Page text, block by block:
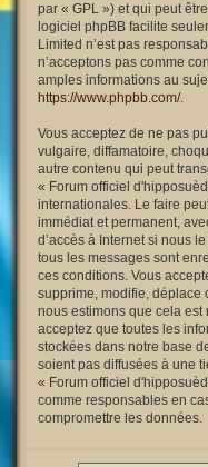
par « GPL ») et qui peut
logiciel phpBB facilite
Limited n’est pas
n’acceptons pas comme
amples informations au
https://www.phpbb.com/.
Vous acceptez de ne pas
vulgaire, diffamatoire,
autre contenu qui peut
« Forum officiel
internationales. Le faire
immédiat et permanent,
d’accès à Internet si nous
tous les messages sont
ces conditions. Vous
supprime, modifie, déplace
nous estimons que cela est
acceptez que toutes les
stockées dans notre base
soient pas diffusées à une
« Forum officiel
comme responsables en
compromettre les données.